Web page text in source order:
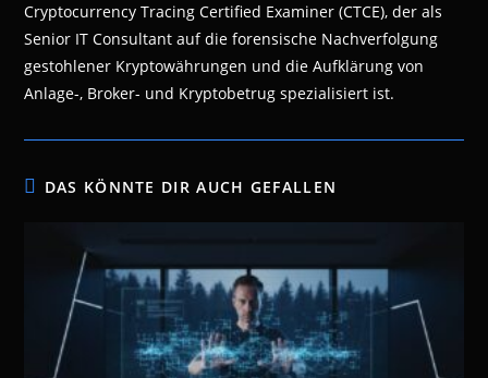
Cryptocurrency Tracing Certified Examiner (CTCE), der als
Senior IT Consultant auf die forensische Nachverfolgung
gestohlener Kryptowährungen und die Aufklärung von
Anlage-, Broker- und Kryptobetrug spezialisiert ist.
DAS KÖNNTE DIR AUCH GEFALLEN